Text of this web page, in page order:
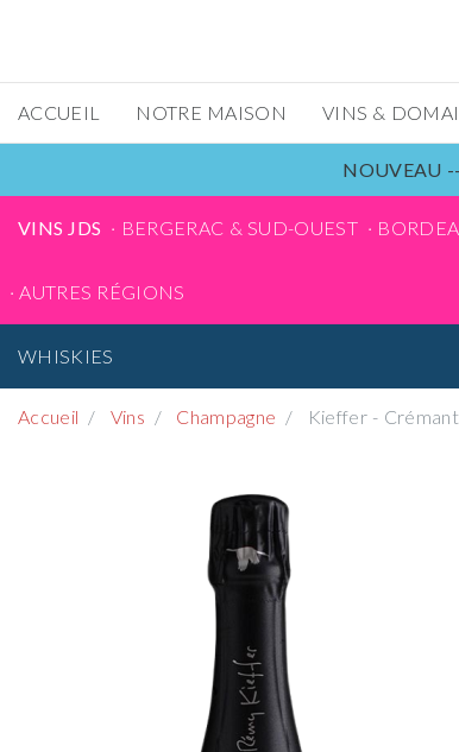
ACCUEIL NOTRE MAISON VINS &
NOUVEAU
VINS JDS BERGERAC & SUD-OUEST
AUTRES RÉGIONS
WHISKIES
Accueil Vins Champagne Kieffer -